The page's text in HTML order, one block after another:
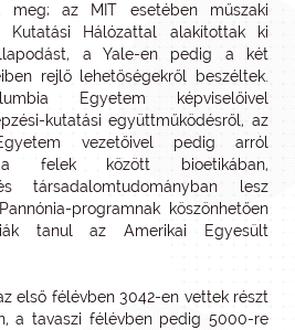
meg; az MIT esetében műszaki
Kutatási Hálózattal alakítottak ki
a Yale-en pedig a két
rejlő lehetőségekről beszéltek.
Egyetem képviselőivel
kutatási együttműködésről, az
vezetőivel pedig arról
felek között bioetikában,
társadalomtudományban lesz
programnak köszönhetően
tanul az Amerikai Egyesült
első félévben 3042-en vettek részt
a tavaszi félévben pedig 5000-re